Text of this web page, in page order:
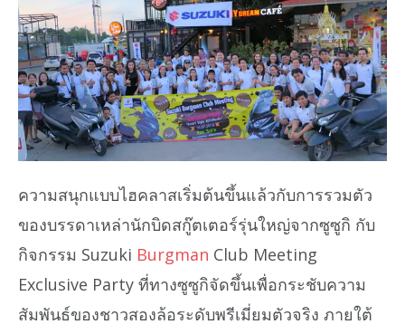
ความสนุกแบบไฮคลาสเริ่มต้นขึ้นแล้วกับการรวมตัว
ของบรรดาเหล่านักบิดสกู๊ตเตอร์รุ่นใหญ่จากซูซูกิ กับ
กิจกรรม Suzuki Burgman Club Meeting
Exclusive Party ที่ทางซูซูกิจัดขึ้นเพื่อกระชับความ
สัมพันธ์ของชาวสองล้อระดับพรีเมี่ยมตัวจริง ภายใต้